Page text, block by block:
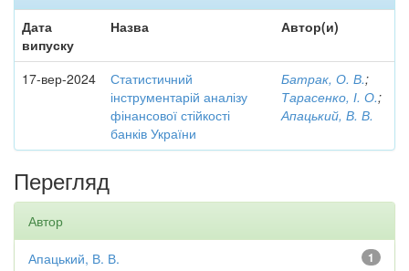
Дата
випуску
Назва Автор(и)
17-вер-2024
Статистичний
інструментарій аналізу
фінансової стійкості
банків України
Батрак, О. В.;
Тарасенко, І. О.;
Апацький, В. В.
Перегляд
Автор
1
Апацький, В. В.